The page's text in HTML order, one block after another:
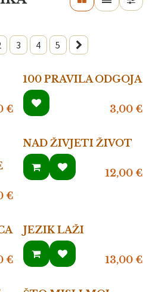
3 4 5
€
100 PRAVILA ODGOJA
3,00€
€
NAD ŽIVJETI ŽIVOT
12,00€
€
JEZIK LAŽI
13,00€